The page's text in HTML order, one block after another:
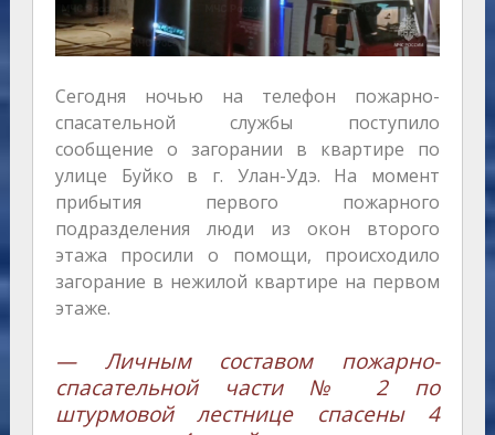
Сегодня ночью на телефон пожарно-
спасательной службы поступило
сообщение о загорании в квартире по
улице Буйко в г. Улан-Удэ. На момент
прибытия первого пожарного
подразделения люди из окон второго
этажа просили о помощи, происходило
загорание в нежилой квартире на первом
этаже.
— Личным составом пожарно-
спасательной части № 2 по
штурмовой лестнице спасены 4